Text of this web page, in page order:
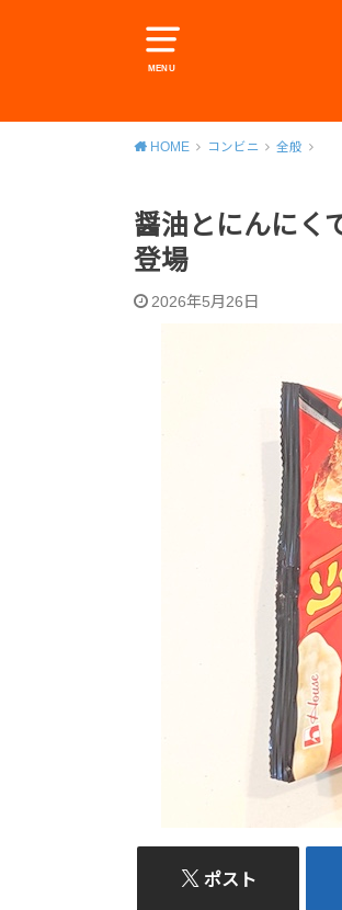
MENU
HOME コンビニ 全般
醤油とにんにく
登場
2026年5月26日
ポスト